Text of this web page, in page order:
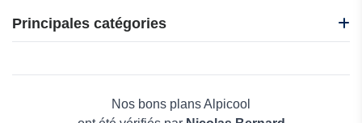
Okdo
Govee
4Gadgets
Electronicx INT
Principales catégories
Maison & JardinNos bons plans Alpicool